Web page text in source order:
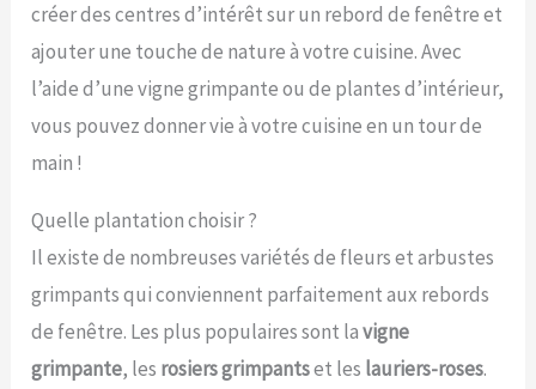
créer des centres d’intérêt sur un rebord de fenêtre et
ajouter une touche de nature à votre cuisine. Avec
l’aide d’une vigne grimpante ou de plantes d’intérieur,
vous pouvez donner vie à votre cuisine en un tour de
main !
Quelle plantation choisir ?
Il existe de nombreuses variétés de fleurs et arbustes
grimpants qui conviennent parfaitement aux rebords
de fenêtre. Les plus populaires sont lavigne
grimpante, les rosiers grimpantset les lauriers-roses.